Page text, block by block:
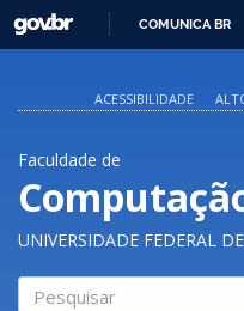
GOVBR
COMUNICA BR
ACESSIBILIDADE
Faculdade de
UNIVERSIDADE FEDERAL